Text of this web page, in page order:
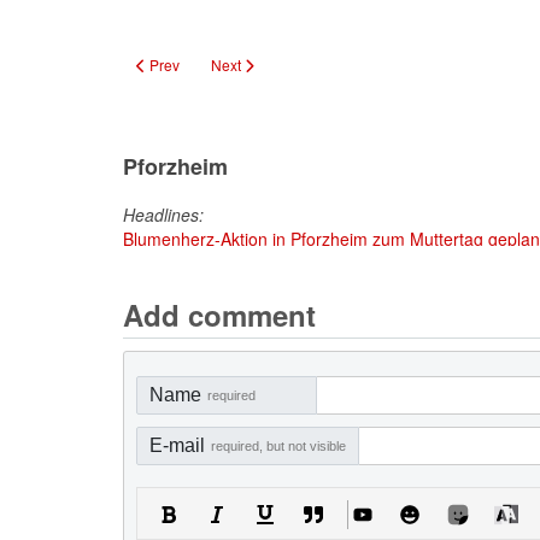
Previous article: Ötisheim: Einer der wertvollsten historischen
Prev Next article: KOMM-IN Sternenfels:
Next
Pforzheim
Headlines:
Blumenherz-Aktion in Pforzheim zum Muttertag
Add comment
Name required
E-mail required, but not visible